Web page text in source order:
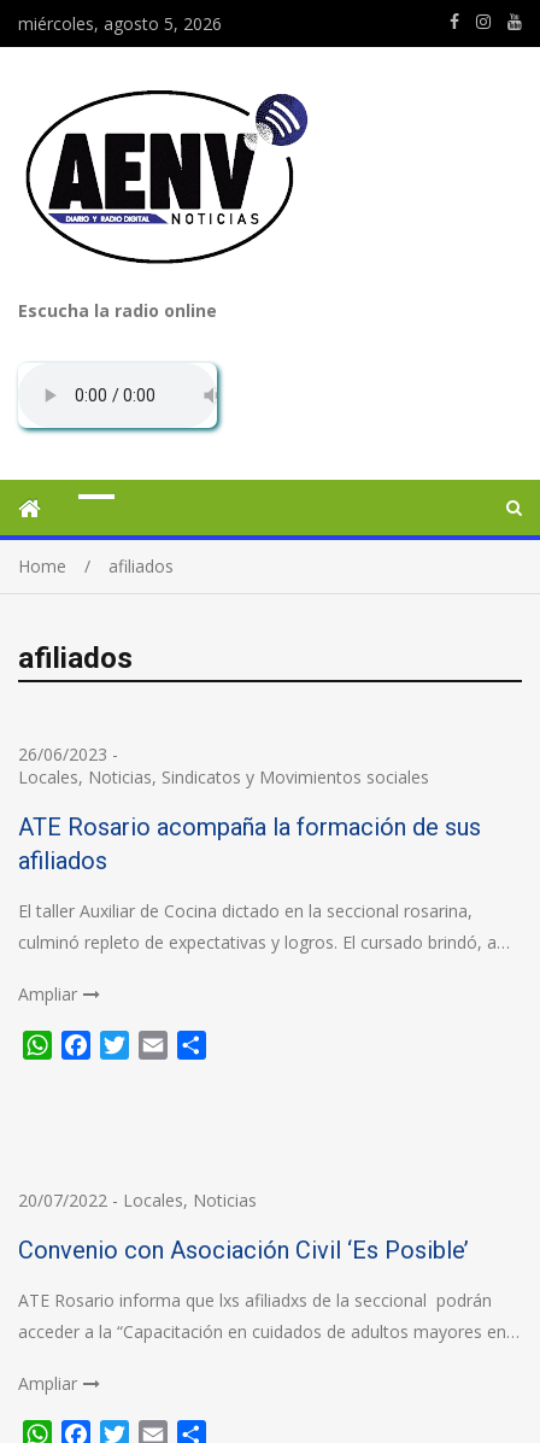
miércoles, agosto 5, 2026
Escucha la radio online
Home afiliados
afiliados
26/06/2023 -
Locales, Noticias, Sindicatos y Movimientos sociales
ATE Rosario acompaña la formación de sus
afiliados
El taller Auxiliar de Cocina dictado en la seccional rosarina,
culminó repleto de expectativas y logros. El cursado brindó, a…
Ampliar
WhatsApp
FacebookTwitter
Email
20/07/2022 - Locales, Noticias
Convenio con Asociación Civil ‘Es Posible’
ATE Rosario informa que lxs afiliadxs de la seccional podrán
acceder a la “Capacitación en cuidados de adultos mayores en…
Ampliar
WhatsApp
FacebookTwitter
Email